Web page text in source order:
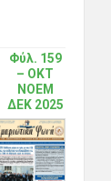
Φύλ. 159
– ΟΚΤ
ΝΟΕΜ
ΔΕΚ 2025